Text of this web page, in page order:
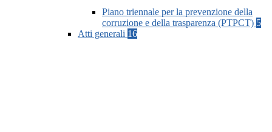
Piano triennale per la prevenzione della
corruzione e della trasparenza (PTPCT) 5
Atti generali 16